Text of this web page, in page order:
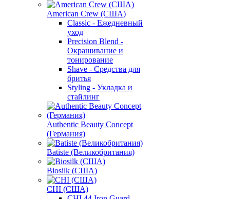
American Crew (США)
Classic - Ежедневный
уход
Precision Blend -
Окрашивание и
тонирование
Shave - Средства для
бритья
Styling - Укладка и
стайлинг
Authentic Beauty Concept
(Германия)
Batiste (Великобритания)
Biosilk (США)
CHI (США)